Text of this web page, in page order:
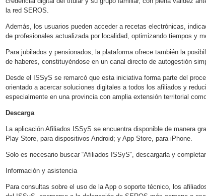
la red SEROS.
Además, los usuarios pueden acceder a recetas electrónicas,
de profesionales actualizada por localidad, optimizando tiempos y
Para jubilados y pensionados, la plataforma ofrece también la
de haberes, constituyéndose en un canal directo de autogestión
Desde el ISSyS se remarcó que esta iniciativa forma parte del
orientado a acercar soluciones digitales a todos los afiliados y
especialmente en una provincia con amplia extensión territorial
Descarga
La aplicación Afiliados ISSyS se encuentra disponible de manera
Play Store, para dispositivos Android; y App Store, para iPhone.
Solo es necesario buscar “Afiliados ISSyS”, descargarla y
Información y asistencia
Para consultas sobre el uso de la App o soporte técnico, los